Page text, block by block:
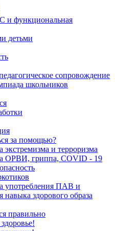
функциональная
детьми
сопровождение
школьников
за помощью?
экстремизма и терроризма
ОРВИ, гриппа, COVID - 19
употребления ПАВ и
навыка здорового образа
правильно